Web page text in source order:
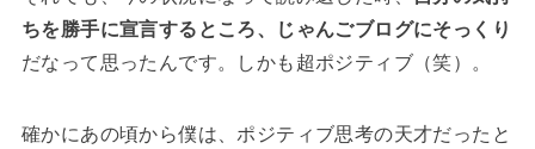
ちを勝手に宣言するところ、じゃんごブログにそっくり
だなって思ったんです。しかも超ポジティブ（笑）。
確かにあの頃から僕は、ポジティブ思考の天才だったと